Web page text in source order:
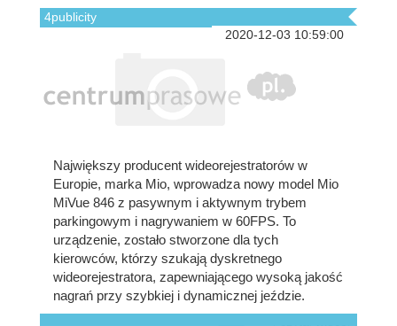
4publicity
2020-12-03 10:59:00
Największy producent wideorejestratorów w
Europie, marka Mio, wprowadza nowy model Mio
MiVue 846 z pasywnym i aktywnym trybem
parkingowym i nagrywaniem w 60FPS. To
urządzenie, zostało stworzone dla tych
kierowców, którzy szukają dyskretnego
wideorejestratora, zapewniającego wysoką jakość
nagrań przy szybkiej i dynamicznej jeździe.